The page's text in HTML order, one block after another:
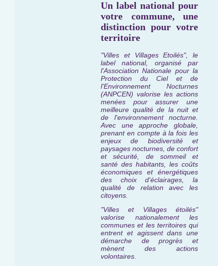
Un label national pour
votre commune, une
distinction pour votre
territoire
"Villes et Villages Etoilés", le
label national, organisé par
l'Association Nationale pour la
Protection du Ciel et de
l'Environnement Nocturnes
(ANPCEN) valorise les actions
menées pour assurer une
meilleure qualité de la nuit et
de l'environnement nocturne.
Avec une approche globale,
prenant en compte à la fois les
enjeux de biodiversité et
paysages nocturnes, de confort
et sécurité, de sommeil et
santé des habitants, les coûts
économiques et énergétiques
des choix d'éclairages, la
qualité de relation avec les
citoyens.
"Villes et Villages étoilés"
valorise nationalement les
communes et les territoires qui
entrent et agissent dans une
démarche de progrès et
mènent des actions
volontaires.